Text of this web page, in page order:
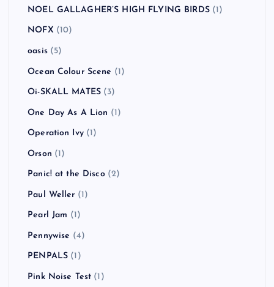
NOEL GALLAGHER’S HIGH FLYING BIRDS(1)
NOFX (10)
oasis(5)
Ocean Colour Scene (1)
Oi-SKALL MATES (3)
One Day As A Lion (1)
Operation Ivy(1)
Orson (1)
Panic! at the Disco(2)
Paul Weller (1)
Pearl Jam (1)
Pennywise (4)
PENPALS (1)
Pink Noise Test (1)